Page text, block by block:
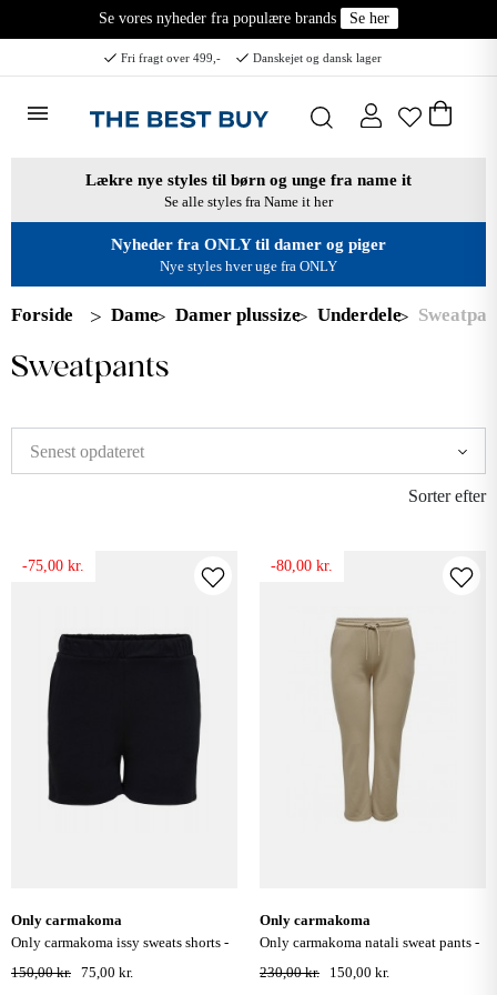
Se vores nyheder fra populære brands Se her
Fri fragt over 499,- Danskejet og dansk lager
Lækre nye styles til børn og unge fra name it
Se alle styles fra Name it her
Nyheder fra ONLY til damer og piger
Nye styles hver uge fra ONLY
Forside Dame Damer plussize Underdele
Sweatpants
Sorter efter
-75,00 kr.
only carmakoma
only carmakoma issy sweats shorts -
sort
150,00 kr. 75,00 kr.
-80,00 kr.
only carmakoma
only carmakoma natali sweat pants -
humus
230,00 kr. 150,00 kr.